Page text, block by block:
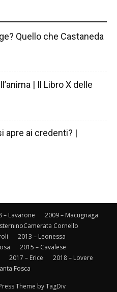
Quello che Castaneda
| Il Libro X delle
apre ai credenti? |
– Lavarone
2009 – Macugnaga
Cornello
2013 – Leonessa
2015 – Cavalese
2017 – Erice
2018 – Lovere
Fosca
Theme by TagDiv